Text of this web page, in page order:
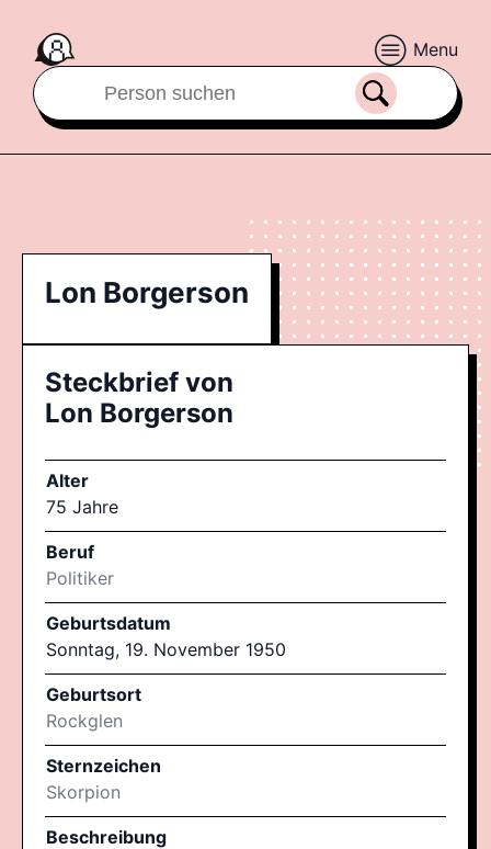
Menu
Lon Borgerson
Steckbrief von
Lon Borgerson
Alter
75 Jahre
Beruf
Politiker
Geburtsdatum
Sonntag, 19. November 1950
Geburtsort
Rockglen
Sternzeichen
Skorpion
Beschreibung